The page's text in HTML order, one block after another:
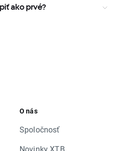
ako prvé?
O nás
Spoločnosť